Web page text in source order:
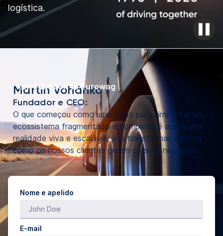
logística.
Introduction to Eurowag
Martin Vohánka
Fundador e CEO:
O que começou como uma visão para simplificar um
ecossistema fragmentado e complexo é agora uma
realidade viva e escalável, já a transformar a forma
como os nossos clientes gerem os seus negócios.
Nome e apelido
E-mail